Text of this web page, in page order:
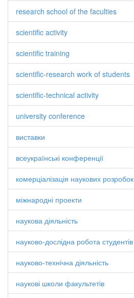
research school of the faculties
scientific activity
scientific training
scientific-research work of students
scientific-technical activity
university conference
виставки
всеукраїнські конференції
комерціалізація наукових розробок
міжнародні проекти
наукова діяльність
науково-дослідна робота студентів
науково-технічна діяльність
наукові школи факультетів